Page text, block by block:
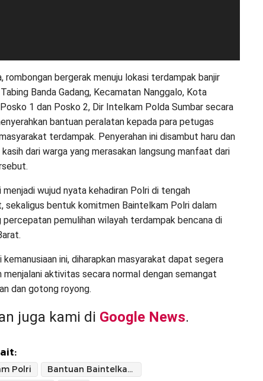
rombongan bergerak menuju lokasi terdampak banjir
Banda Gadang, Kecamatan Nanggalo, Kota
1 dan Posko 2, Dir Intelkam Polda Sumbar secara
bantuan peralatan kepada para petugas
terdampak. Penyerahan ini disambut haru dan
dari warga yang merasakan langsung manfaat dari
menjadi wujud nyata kehadiran Polri di tengah
sekaligus bentuk komitmen Baintelkam Polri dalam
percepatan pemulihan wilayah terdampak bencana di
kemanusiaan ini, diharapkan masyarakat dapat segera
menjalani aktivitas secara normal dengan semangat
dan gotong royong.
juga kami di Google News.
Polri
Bantuan Baintelkam Polri